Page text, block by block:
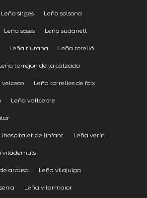
Leña sitges Leña solsona
Leña soses Leña sudanell
Leña tiurana Leña torelló
torrejón de la calzada
velasco Leña torrelles de foix
Leña vallcebre
lhospitalet de linfant Leña verín
vilademuls
arousa Leña vilajuïga
Leña vilarmaior